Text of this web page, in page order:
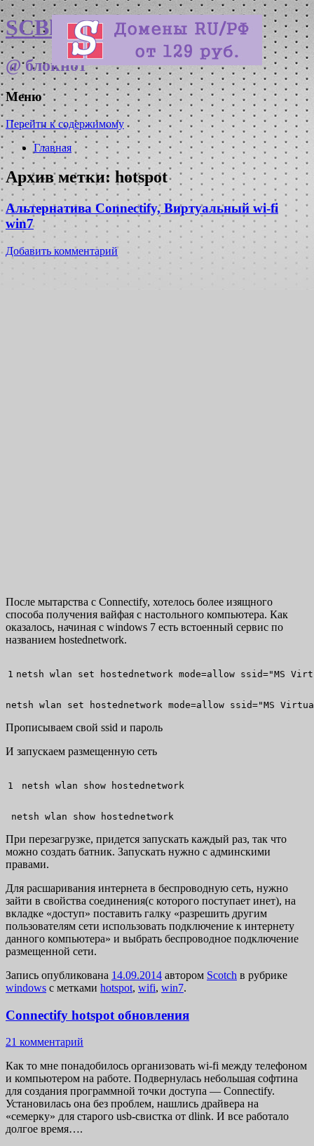
SCBlog
@ блокнот
Меню
Перейти к содержимому
Главная
Архив метки: hotspot
Альтернатива Connectify, Виртуальный wi-fi
win7
Добавить комментарий
После мытарства с Connectify, хотелось более изящного
способа получения вайфая с настольного компьютера. Как
оказалось, начиная с windows 7 есть встоенный сервис по
названием hostednetwork.
netsh wlan set hostednetwork mode=allow ssid="MS
netsh wlan set hostednetwork mode=allow ssid="MS
Прописываем свой ssid и пароль
И запускаем размещенную сеть
netsh wlan show hostednetwork
netsh wlan show hostednetwork
При перезагрузке, придется запускать каждый раз, так что
можно создать батник. Запускать нужно с админскими
правами.
Для расшаривания интернета в беспроводную сеть, нужно
зайти в свойства соединения(с которого поступает инет), на
вкладке «доступ» поставить галку «разрешить другим
пользователям сети использовать подключение к интернету
данного компьютера» и выбрать беспроводное подключение
размещенной сети.
Запись опубликована 14.09.2014 автором Scotch в рубрике
windows с метками hotspot, wifi, win7.
Connectify hotspot обновления
21 комментарий
Как то мне понадобилось организовать wi-fi между телефоном
и компьютером на работе. Подвернулась небольшая софтина
для создания программной точки доступа — Connectify.
Установилась она без проблем, нашлись драйвера на
«семерку» для старого usb-свистка от dlink. И все работало
долгое время….